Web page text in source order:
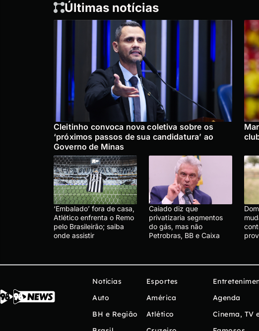
Últimas notícias
Cleitinho convoca nova coletiva sobre os
‘próximos passos de sua candidatura’ ao
Governo de Minas
‘Embalado’ fora de casa,
Atlético enfrenta o Remo
pelo Brasileirão; saiba
onde assistir
Caiado diz que
privatizaria segmentos
do gás, mas não
Petrobras, BB e Caixa
Notícias
Auto
BH e Região
Esportes
América
Atlético
Agenda
Cinema, TV